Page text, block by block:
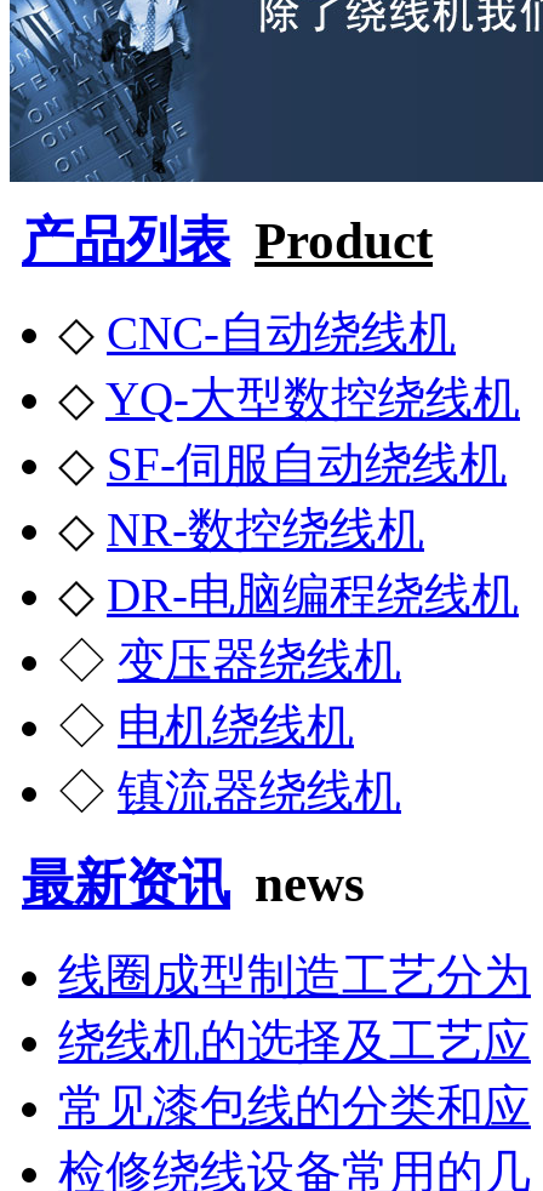
产品列表 Product
◇ CNC-自动绕线机
◇ YQ-大型数控绕线机
◇ SF-伺服自动绕线机
◇ NR-数控绕线机
◇ DR-电脑编程绕线机
◇ 变压器绕线机
◇ 电机绕线机
◇ 镇流器绕线机
最新资讯 news
线圈成型制造工艺分为
绕线机的选择及工艺应
常见漆包线的分类和应
检修绕线设备常用的几